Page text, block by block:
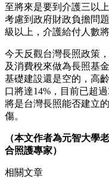
至將來是要到介護三以
考慮到政府財政負擔問
級以上，介護給付人數
今天反觀台灣長照政策
及消費稅來做為長照基
基礎建設還是空的，高
口將達14%，目前已超
將是台灣長照能否建立
傷。
（本文作者為元智大學
合照護專家）
相關文章